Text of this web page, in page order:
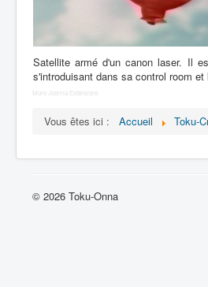
Satellite armé d'un canon laser. Il
s'introduisant dans sa control room
More Joomla Extensions
Vous êtes ici : Accueil Toku-
© 2026 Toku-Onna